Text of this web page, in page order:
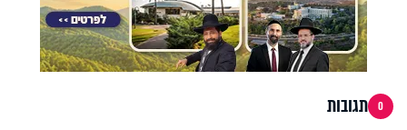
0 תגובות